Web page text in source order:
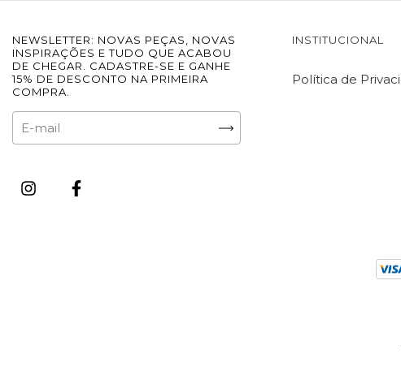
NEWSLETTER: NOVAS PEÇAS, NOVAS
INSPIRAÇÕES E TUDO QUE ACABOU
DE CHEGAR. CADASTRE-SE E GANHE
15% DE DESCONTO NA PRIMEIRA
COMPRA.
INSTITUCIONAL
Política de